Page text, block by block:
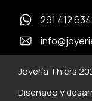
291 412
Joyería Thiers
Diseñado y